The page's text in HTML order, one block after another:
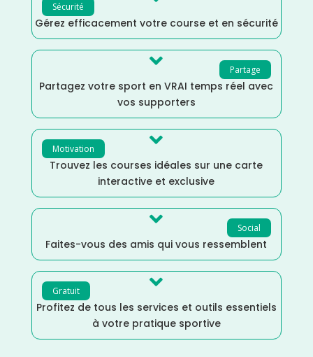
Sécurité
Gérez efficacement votre course et en sécurité
Partage

Partagez votre sport en VRAI temps réel avec
vos supporters
Motivation 
Trouvez les courses idéales sur une carte
interactive et exclusive
Social

Faites-vous des amis qui vous ressemblent
Gratuit 
Profitez de tous les services et outils essentiels
à votre pratique sportive